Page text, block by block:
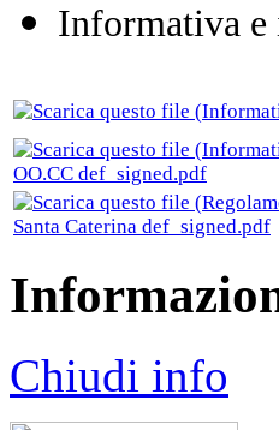
Informativa
OO.CC def_signed.pdf
Santa Caterina def_signed.pdf
Chiudi info